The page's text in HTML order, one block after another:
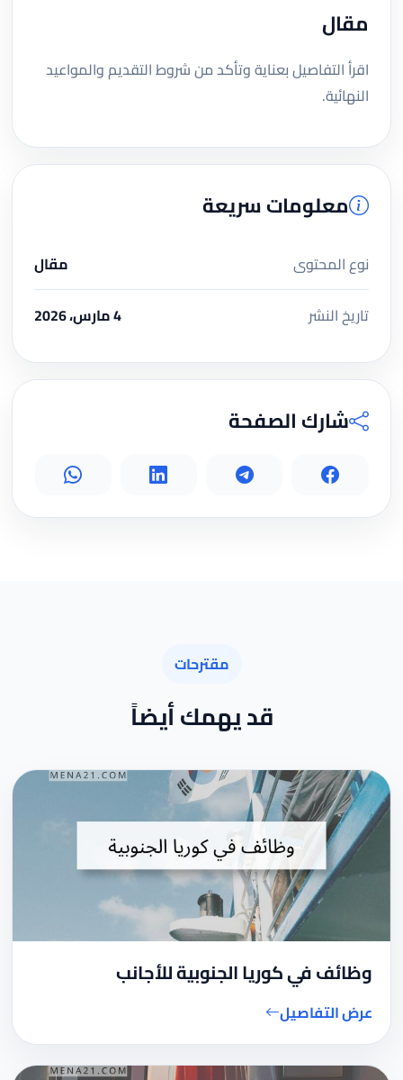
مقال
اقرأ التفاصيل بعناية وتأكد من شروط التقديم والمواعيد
النهائية.
معلومات سريعة
نوع المحتوى
مقال
تاريخ النشر
4 مارس، 2026
شارك الصفحة
مقترحات
قد يهمك أيضاً
وظائف في كوريا الجنوبية للأجانب
عرض التفاصيل